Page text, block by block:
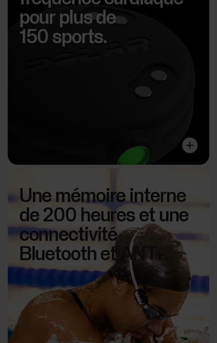
pour plus de
150 sports.
Une mémoire interne
de 200 heures et une
connectivité
Bluetooth et ANT+.